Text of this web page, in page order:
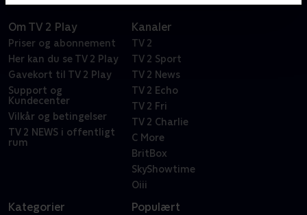
Om TV 2 Play
Priser og abonnement
Her kan du se TV 2 Play
Gavekort til TV 2 Play
Support og
Kundecenter
Vilkår og betingelser
TV 2 NEWS i offentligt
rum
Kanaler
TV 2
TV 2 Sport
TV 2 News
TV 2 Echo
TV 2 Fri
TV 2 Charlie
C More
BritBox
SkyShowtime
Oiii
Kategorier Populært